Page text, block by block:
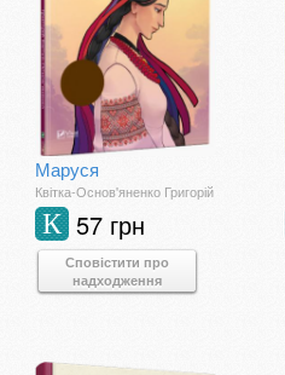
Маруся
Квітка-Основ'яненко Григорій
57 грн
К
Сповістити про
надходження